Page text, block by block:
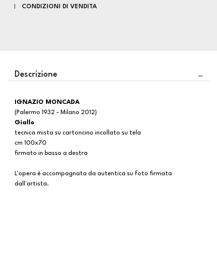
CONDIZIONI DI VENDITA
Descrizione
IGNAZIO MONCADA
(Palermo 1932 - Milano 2012)
Giallo
tecnica mista su cartoncino incollato su tela
cm 100x70
firmato in basso a destra
L'opera è accompagnata da autentica su foto firmata
dall'artista.